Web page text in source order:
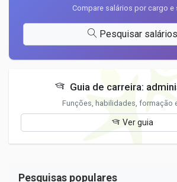
Compare salários por cargo e
Pesquisar salários
Guia de carreira:
Funções, habilidades, formação
Ver guia
Pesquisas populares